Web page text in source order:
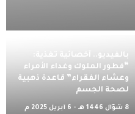
بالفيديو.. أخصائية تغذية:
“فطور الملوك وغداء الأمراء
وعشاء الفقراء” قاعدة ذهبية
لصحة الجسم
8 شوّال 1446 هـ - 6 أبريل 2025 م